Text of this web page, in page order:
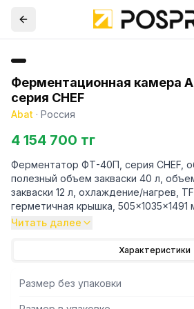
Ферментационная камера
серия CHEF
Abat · Россия
4 154 700 тг
Ферментатор ФТ-40П, серия CHEF,
полезный объем закваски 40 л,
закваски 12 л, охлаждение/нагрев,
герметичная крышка, 505x1035x1491
кВт, 400 В, вся нерж.
Читать далее
Характеристики
Размер без упаковки